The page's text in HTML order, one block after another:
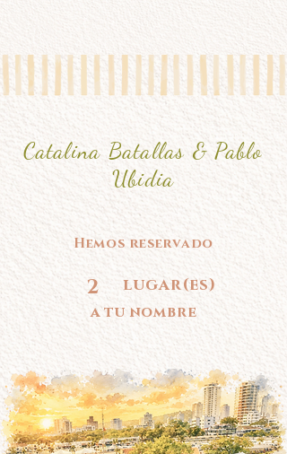
Catalina Batallas & Pablo
Ubidia
Hemos reservado
2 lugar(es)
a tu nombre